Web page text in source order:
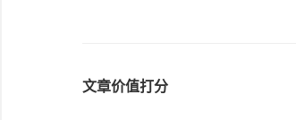
文章价值打分